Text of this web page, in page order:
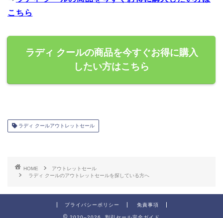
こちら
ラディ クールの商品を今すぐお得に購入
したい方はこちら
ラディ クールアウトレットセール
HOME
アウトレットセール
ラディ クールのアウトレットセールを探している方へ
プライバシーポリシー 免責事項